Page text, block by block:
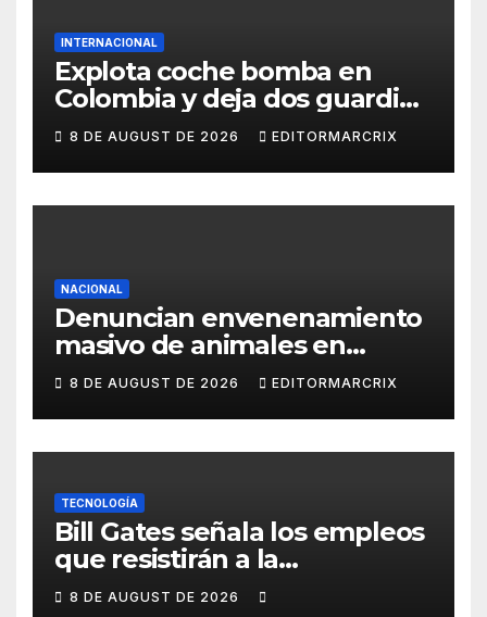
INTERNACIONAL
Explota coche bomba en
Colombia y deja dos guardias
heridos
8 DE AUGUST DE 2026 EDITORMARCRIX
NACIONAL
Denuncian envenenamiento
masivo de animales en
Querétaro
8 DE AUGUST DE 2026 EDITORMARCRIX
TECNOLOGÍA
Bill Gates señala los empleos
que resistirán a la
inteligencia artificial
8 DE AUGUST DE 2026